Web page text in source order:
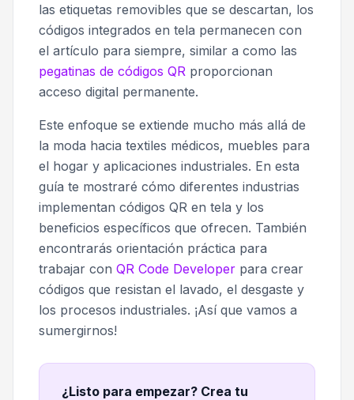
las etiquetas removibles que se descartan, los
códigos integrados en tela permanecen con
el artículo para siempre, similar a como las
pegatinas de códigos QR proporcionan
acceso digital permanente.
Este enfoque se extiende mucho más allá de
la moda hacia textiles médicos, muebles para
el hogar y aplicaciones industriales. En esta
guía te mostraré cómo diferentes industrias
implementan códigos QR en tela y los
beneficios específicos que ofrecen. También
encontrarás orientación práctica para
trabajar con QR Code Developer para crear
códigos que resistan el lavado, el desgaste y
los procesos industriales. ¡Así que vamos a
sumergirnos!
¿Listo para empezar? Crea tu